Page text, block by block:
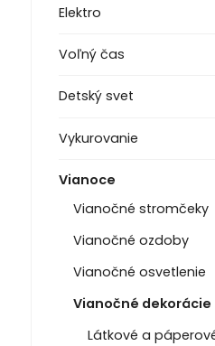
Elektro
Voľný čas
Detský svet
Vykurovanie
Vianoce
Vianočné stromčeky
Vianočné ozdoby
Vianočné osvetlenie
Vianočné dekorácie
Látkové a